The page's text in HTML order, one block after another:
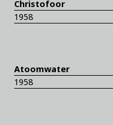
Christofoor
1958
Atoomwater
1958